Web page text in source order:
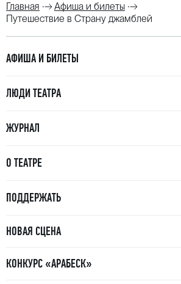
Главная
Афиша и билеты
Путешествие в Страну джамблей
АФИША И БИЛЕТЫ
ЛЮДИ ТЕАТРА
ЖУРНАЛ
О ТЕАТРЕ
ПОДДЕРЖАТЬ
НОВАЯ СЦЕНА
КОНКУРС «АРАБЕСК»